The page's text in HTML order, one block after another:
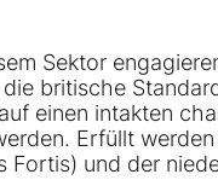
Sektor
die britische
einen intakten
Erfüllt
Fortis) und der